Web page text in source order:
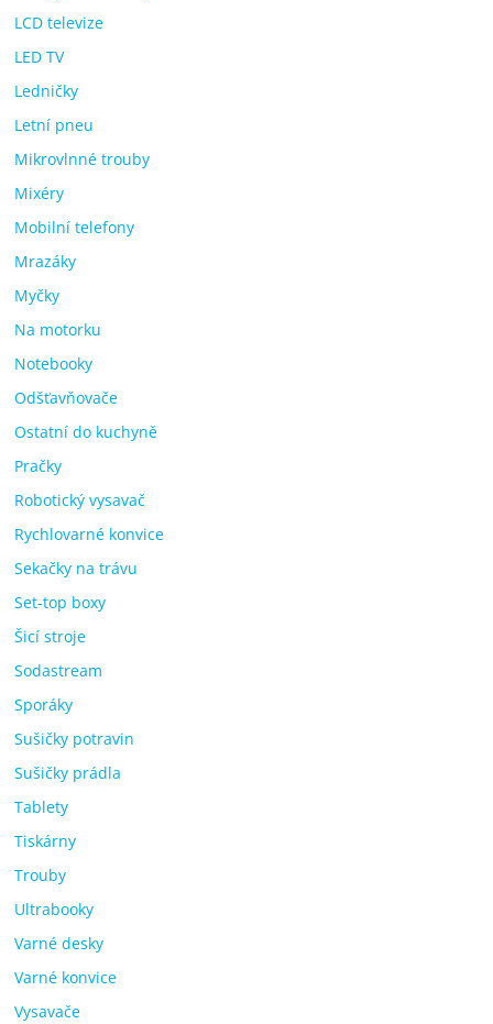
LCD televize
LED TV
Ledničky
Letní pneu
Mikrovlnné trouby
Mixéry
Mobilní telefony
Mrazáky
Myčky
Na motorku
Notebooky
Odšťavňovače
Ostatní do kuchyně
Pračky
Robotický vysavač
Rychlovarné konvice
Sekačky na trávu
Set-top boxy
Šicí stroje
Sodastream
Sporáky
Sušičky potravin
Sušičky prádla
Tablety
Tiskárny
Trouby
Ultrabooky
Varné desky
Varné konvice
Vysavače